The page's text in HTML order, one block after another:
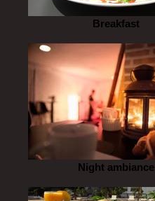
Breakfast
Night ambiance